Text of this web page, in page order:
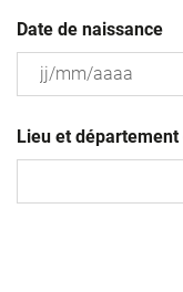
Date de naissance
slash
MM
Lieu et